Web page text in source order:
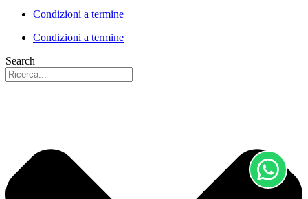
Condizioni a termine
Condizioni a termine
Search